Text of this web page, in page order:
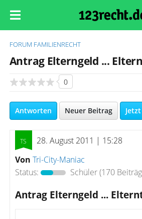
FORUM FAMILIENRECHT
Antrag Elterngeld ...
0
Antworten Neuer Beitrag
28. August 2011 | 15:28
Von Tri-City-Maniac
Status:
Schüler(170
Antrag Elterngeld ...